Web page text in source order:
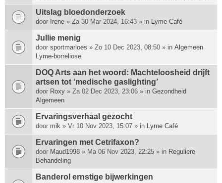
Uitslag bloedonderzoek
door Irene » Za 30 Mar 2024, 16:43 » in Lyme Café
Jullie menig
door sportmarloes » Zo 10 Dec 2023, 08:50 » in Algemeen
Lyme-borreliose
DOQ Arts aan het woord: Machte­loosheid drijft
artsen tot ‘medische gas­lighting’
door Roxy » Za 02 Dec 2023, 23:06 » in Gezondheid
Algemeen
Ervaringsverhaal gezocht
door mik » Vr 10 Nov 2023, 15:07 » in Lyme Café
Ervaringen met Cetrifaxon?
door Maud1998 » Ma 06 Nov 2023, 22:25 » in Reguliere
Behandeling
Banderol ernstige bijwerkingen